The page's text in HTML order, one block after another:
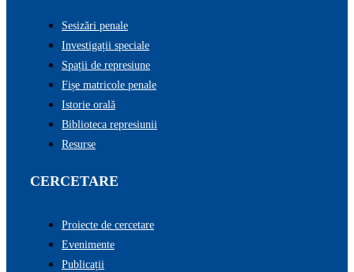
Sesizări penale
Investigații speciale
Spații de represiune
Fișe matricole penale
Istorie orală
Biblioteca represiunii
Resurse
CERCETARE
Proiecte de cercetare
Evenimente
Publicații